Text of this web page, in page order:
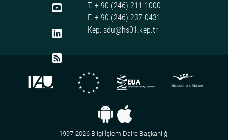
T. + 90 (246) 211 1000
F. + 90 (246) 237 0431
Kep: sdu@hs01.kep.tr
1997-2026 Bilgi İşlem Daire Başkanlığı